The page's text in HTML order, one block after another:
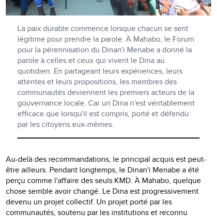
La paix durable commence lorsque chacun se sent
légitime pour prendre la parole. À Mahabo, le Forum
pour la pérennisation du Dinan'i Menabe a donné la
parole à celles et ceux qui vivent le Dina au
quotidien. En partageant leurs expériences, leurs
attentes et leurs propositions, les membres des
communautés deviennent les premiers acteurs de la
gouvernance locale. Car un Dina n'est véritablement
efficace que lorsqu'il est compris, porté et défendu
par les citoyens eux-mêmes.
Au-delà des recommandations, le principal acquis est peut-
être ailleurs. Pendant longtemps, le Dinan'i Menabe a été
perçu comme l'affaire des seuls KMD. À Mahabo, quelque
chose semble avoir changé. Le Dina est progressivement
devenu un projet collectif. Un projet porté par les
communautés, soutenu par les institutions et reconnu